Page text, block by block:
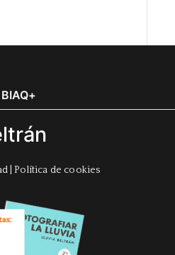
| Política de cookies